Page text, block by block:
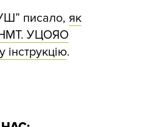
писало, як
НМТ. УЦОЯО
.